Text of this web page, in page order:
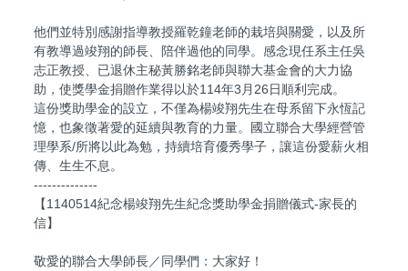
他們並特別感謝指導教授羅乾鐘老師的栽培與關愛，以及所
有教導過竣翔的師長、陪伴過他的同學。感念現任系主任吳
志正教授、已退休主秘黃勝銘老師與聯大基金會的大力協
助，使獎學金捐贈作業得以於114年3月26日順利完成。
這份獎助學金的設立，不僅為楊竣翔先生在母系留下永恆記
憶，也象徵著愛的延續與教育的力量。國立聯合大學經營管
理學系/所將以此為勉，持續培育優秀學子，讓這份愛薪火相
傳、生生不息。
--------------
【1140514紀念楊竣翔先生紀念獎助學金捐贈儀式-家長的
信】
敬愛的聯合大學師長／同學們：大家好！